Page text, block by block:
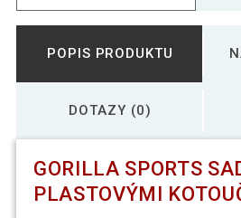
POPIS PRODUKTU
DOTAZY (0)
GORILLA SPORTS
PLASTOVÝMI